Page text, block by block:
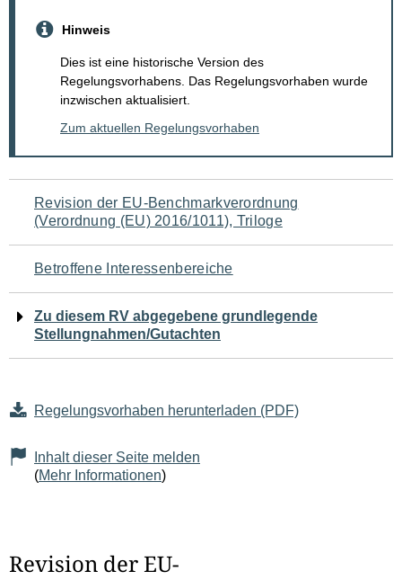
Hinweis
Dies ist eine historische Version des
Regelungsvorhabens. Das Regelungsvorhaben wurde
inzwischen aktualisiert.
Zum aktuellen Regelungsvorhaben
Navigation
für
den
Seiteninhalt
Revision der EU-Benchmarkverordnung
(Verordnung (EU) 2016/1011), Triloge
Betroffene Interessenbereiche
Zu diesem RV abgegebene grundlegende
Stellungnahmen/Gutachten
Regelungsvorhaben herunterladen (PDF)
Inhalt dieser Seite melden
(Mehr Informationen)
Revision der EU-